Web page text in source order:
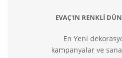
EVAÇ'IN RENKLİ
En Yeni
kampanyalar ve